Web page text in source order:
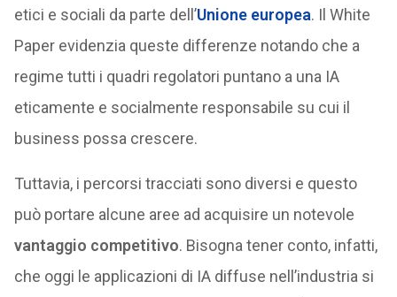
etici e sociali da parte dell’Unione europea. Il White
Paper evidenzia queste differenze notando che a
regime tutti i quadri regolatori puntano a una IA
eticamente e socialmente responsabile su cui il
business possa crescere.
Tuttavia, i percorsi tracciati sono diversi e questo
può portare alcune aree ad acquisire un notevole
vantaggio competitivo. Bisogna tener conto, infatti,
che oggi le applicazioni di IA diffuse nell’industria si